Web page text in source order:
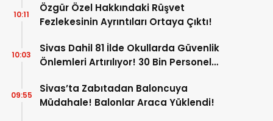
Özgür Özel Hakkındaki Rüşvet
Fezlekesinin Ayrıntıları Ortaya Çıktı!
10:11
Sivas Dahil 81 İlde Okullarda Güvenlik
Önlemleri Artırılıyor! 30 Bin Personel
10:03
Sivas’ta Zabıtadan Baloncuya
Müdahale! Balonlar Araca Yüklendi!
09:55